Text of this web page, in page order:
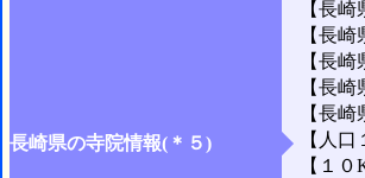
長崎県の寺院情報(＊５)
【長
【長
【長
【長
【長
【人
【１